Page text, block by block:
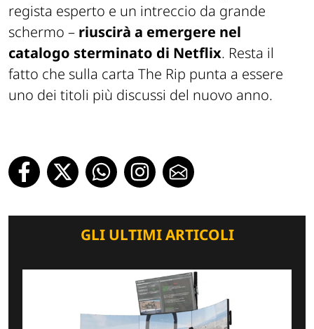
regista esperto e un intreccio da grande
schermo – riuscirà a emergere nel
catalogo sterminato di Netflix. Resta il
fatto che sulla carta The Rip punta a essere
uno dei titoli più discussi del nuovo anno.
GLI ULTIMI ARTICOLI